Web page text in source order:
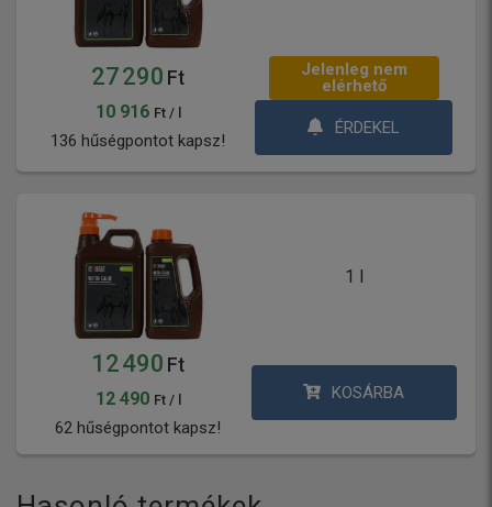
27 290 Ft
10 916 Ft / l
136 hűségpontot kapsz!
Jelenleg nem
elérhető
ÉRDEKEL
1 l
12 490 Ft
12 490 Ft / l
62 hűségpontot kapsz!
KOSÁRBA